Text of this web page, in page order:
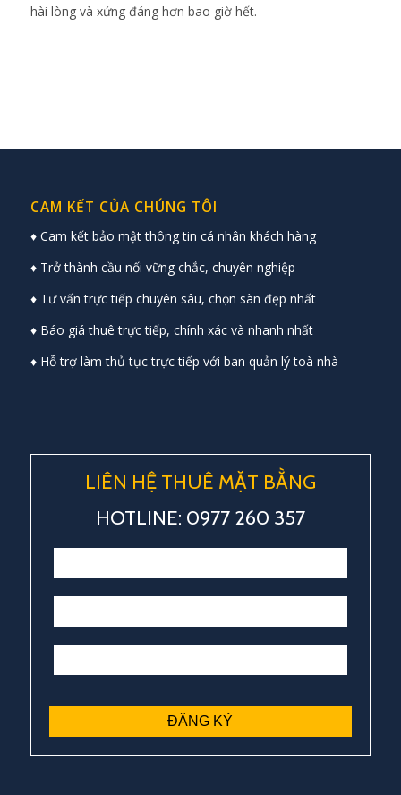
hài lòng và xứng đáng hơn bao giờ hết.
CAM KẾT CỦA CHÚNG TÔI
♦ Cam kết bảo mật thông tin cá nhân khách hàng
♦ Trở thành cầu nối vững chắc, chuyên nghiệp
♦ Tư vấn trực tiếp chuyên sâu, chọn sàn đẹp nhất
♦ Báo giá thuê trực tiếp, chính xác và nhanh nhất
♦ Hỗ trợ làm thủ tục trực tiếp với ban quản lý toà nhà
LIÊN HỆ THUÊ MẶT BẰNG
HOTLINE: 0977 260 357